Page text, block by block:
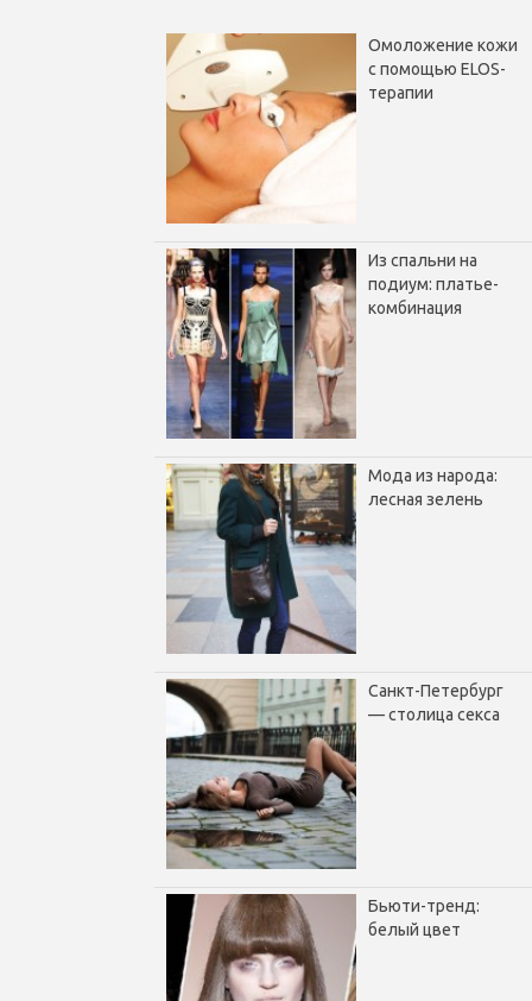
Омоложение кожи
с помощью ELOS-
терапии
Из спальни на
подиум: платье-
комбинация
Мода из народа:
лесная зелень
Санкт-Петербург
— столица секса
Бьюти-тренд:
белый цвет